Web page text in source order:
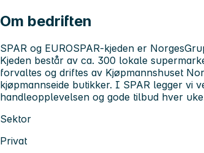
Om bedriften
SPAR og EUROSPAR-kjeden er
Kjeden består av ca. 300 lokale
forvaltes og driftes av Kjøpmannshuset
kjøpmannseide butikker. I SPAR legger vi
handleopplevelsen og gode tilbud hver
Sektor
Privat